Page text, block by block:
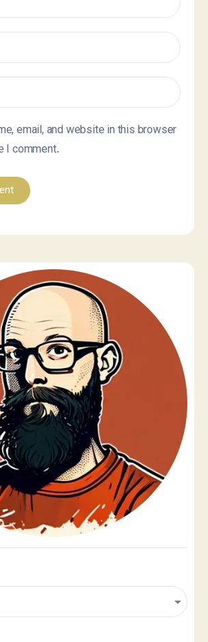
email, and website in this browser
I comment.